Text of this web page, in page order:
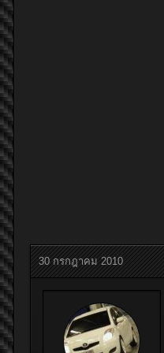
30 กรกฎาคม 2010